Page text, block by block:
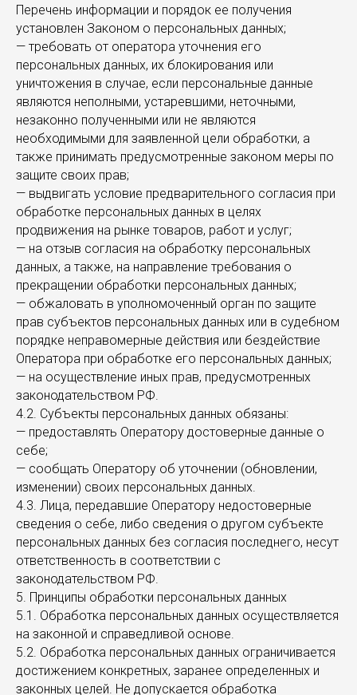
Перечень информации и порядок ее получения
установлен Законом о персональных данных;
— требовать от оператора уточнения его
персональных данных, их блокирования или
уничтожения в случае, если персональные данные
являются неполными, устаревшими, неточными,
незаконно полученными или не являются
необходимыми для заявленной цели обработки, а
также принимать предусмотренные законом меры по
защите своих прав;
— выдвигать условие предварительного согласия при
обработке персональных данных в целях
продвижения на рынке товаров, работ и услуг;
— на отзыв согласия на обработку персональных
данных, а также, на направление требования о
прекращении обработки персональных данных;
— обжаловать в уполномоченный орган по защите
прав субъектов персональных данных или в судебном
порядке неправомерные действия или бездействие
Оператора при обработке его персональных данных;
— на осуществление иных прав, предусмотренных
законодательством РФ.
4.2. Субъекты персональных данных обязаны:
— предоставлять Оператору достоверные данные о
себе;
— сообщать Оператору об уточнении (обновлении,
изменении) своих персональных данных.
4.3. Лица, передавшие Оператору недостоверные
сведения о себе, либо сведения о другом субъекте
персональных данных без согласия последнего, несут
ответственность в соответствии с
законодательством РФ.
5. Принципы обработки персональных данных
5.1. Обработка персональных данных осуществляется
на законной и справедливой основе.
5.2. Обработка персональных данных ограничивается
достижением конкретных, заранее определенных и
законных целей. Не допускается обработка